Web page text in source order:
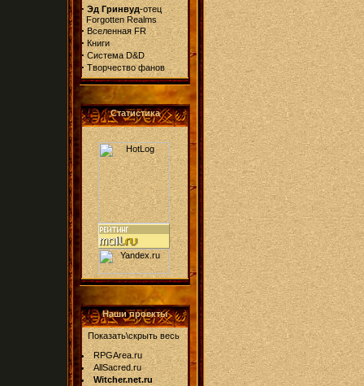
· Эд Гринвуд-отец
Forgotten Realms
· Вселенная FR
· Книги
· Система D&D
· Творчество фанов
Статистика
Наши проекты
Показать\скрыть весь
RPGArea.ru
AllSacred.ru
Witcher.net.ru